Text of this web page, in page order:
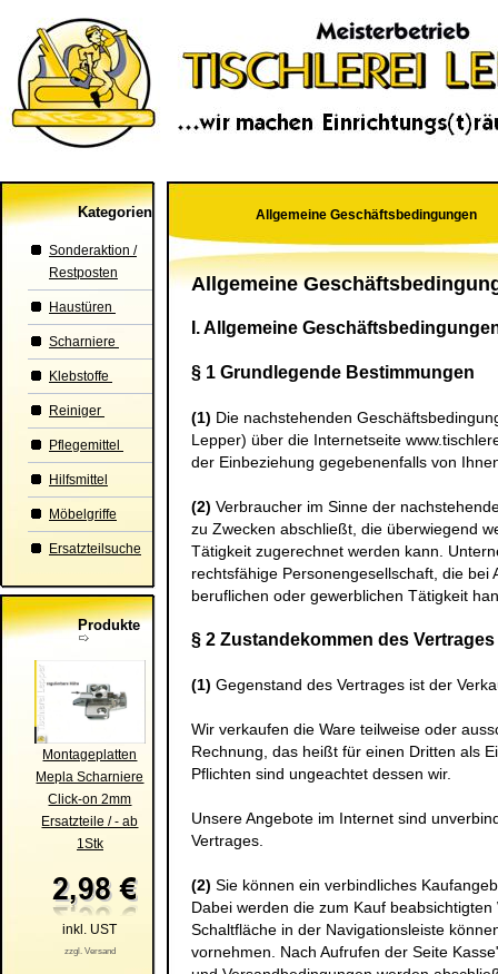
Kategorien
Sonderaktion /
Restposten
Haustüren
Scharniere
Klebstoffe
Reiniger
Pflegemittel
Hilfsmittel
Möbelgriffe
Ersatzteilsuche
Produkte
Montageplatten
Mepla Scharniere
Click-on 2mm
Ersatzteile / - ab
1Stk
inkl. UST
zzgl. Versand
Allgemeine Geschäftsbedingungen
Allgemeine
I. Allgemeine
§ 1 Grundlegende Bestimmungen
(1) Die nachstehenden
Lepper) über die Internetseite
der Einbeziehung gegebenenfalls von
(2) Verbraucher im Sinne der
zu Zwecken abschließt, die überwiegend
Tätigkeit zugerechnet werden kann.
rechtsfähige Personengesellschaft, die
beruflichen oder gewerblichen Tätigkeit
§ 2 Zustandekommen des Vertrages
(1) Gegenstand des Vertrages ist der
Wir verkaufen die Ware teilweise oder
Rechnung, das heißt für einen Dritten als
Pflichten sind ungeachtet dessen wir.
Unsere Angebote im Internet sind
Vertrages.
(2) Sie können ein verbindliches
Dabei werden die zum Kauf
Schaltfläche in der Navigationsleiste
vornehmen. Nach Aufrufen der Seite